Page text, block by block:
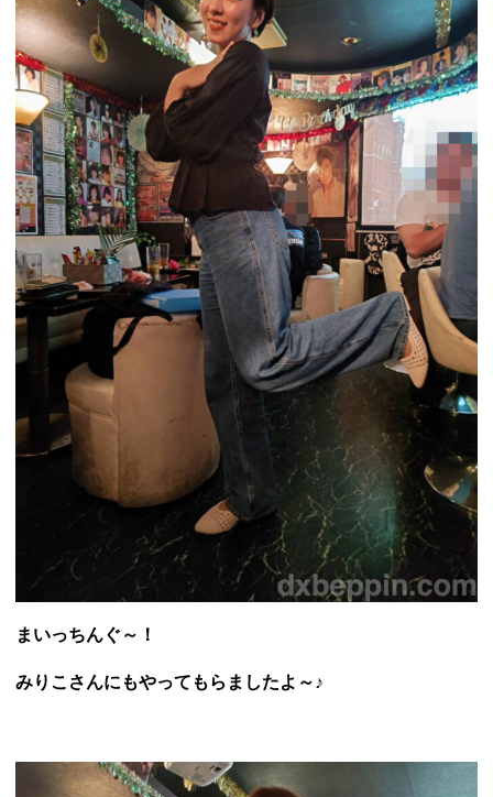
まいっちんぐ～！
みりこさんにもやってもらましたよ～♪